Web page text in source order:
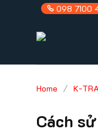
098 7100
Home / K-TRA
Cách